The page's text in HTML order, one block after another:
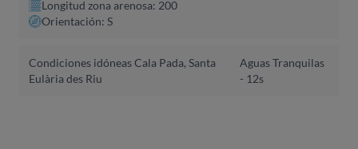
Longitud zona arenosa: 200
Orientación: S
Condiciones idóneas Cala Pada, Santa
Eulària des Riu
Aguas Tranquilas
- 12s